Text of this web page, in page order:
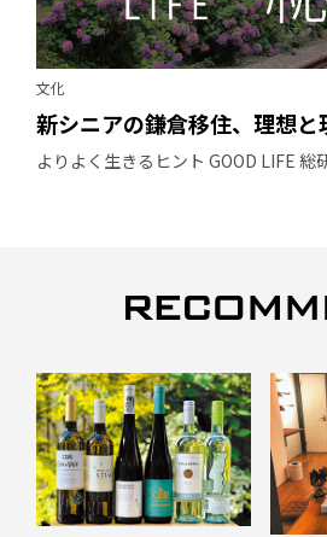
文化
新シニアの鎌倉移住、理想と
よりよく生きるヒント GOOD LIFE 総